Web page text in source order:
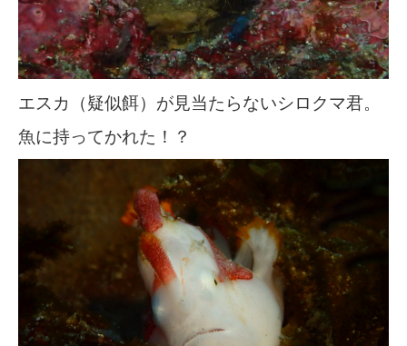
エスカ（疑似餌）が見当たらないシロクマ君。
魚に持ってかれた！？